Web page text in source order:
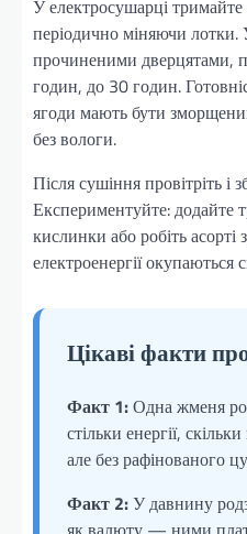
У електросушарці
періодично міняючи
прочиненими дверцятами,
годин, до 30 годин.
ягоди мають бути
без вологи.
Після сушіння провітріть і
Експериментуйте: додайте
кислинки або робіть асорті
електроенергії окупаються
Цікаві факти
Факт 1:Одна жменя
стільки енергії,
але без рафінованого
Факт 2:У давнину